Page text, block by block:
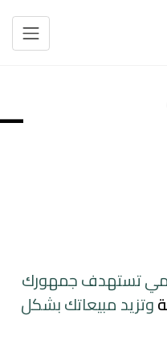
تستهدف جمهورك
وتزيد مبيعاتك بشكل